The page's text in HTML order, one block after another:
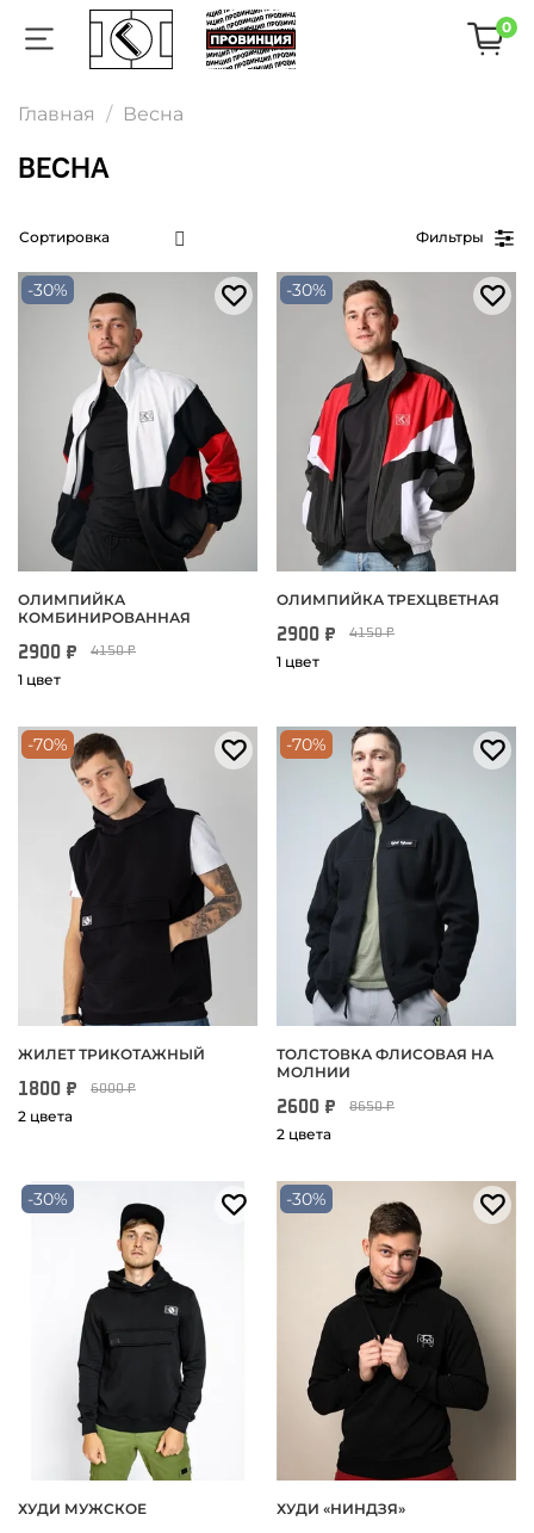
0
Главная Весна
ВЕСНА
Фильтры
-30%
ОЛИМПИЙКА
КОМБИНИРОВАННАЯ
2900 ₽ 4150 ₽
1 цвет
-30%
ОЛИМПИЙКА ТРЕХЦВЕТНАЯ
2900 ₽ 4150 ₽
1 цвет
-70%
ЖИЛЕТ ТРИКОТАЖНЫЙ
1800 ₽ 6000 ₽
2 цвета
-70%
ТОЛСТОВКА ФЛИСОВАЯ НА
МОЛНИИ
2600 ₽ 8650 ₽
2 цвета
-30%
ХУДИ МУЖСКОЕ
-30%
ХУДИ «НИНДЗЯ»